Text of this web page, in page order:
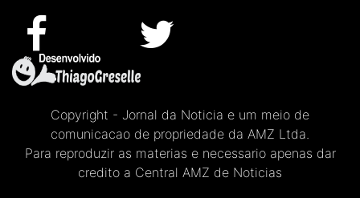
Copyright - Jornal da Noticia e um meio de
comunicacao de propriedade da AMZ Ltda.
Para reproduzir as materias e necessario apenas dar
credito a Central AMZ de Noticias